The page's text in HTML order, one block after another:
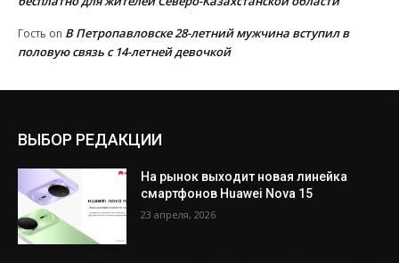
Гость on В Петропавловске 28-летний мужчина вступил в
половую связь с 14-летней девочкой
ВЫБОР РЕДАКЦИИ
На рынок выходит новая линейка
смартфонов Huawei Nova 15
23 апреля, 2026